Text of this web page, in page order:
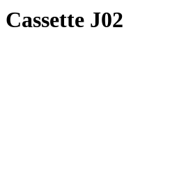
Cassette J02